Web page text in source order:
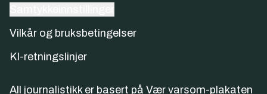
Vilkår og bruksbetingelser
KI-retningslinjer
All journalistikk er basert på Vær varsom-plakaten